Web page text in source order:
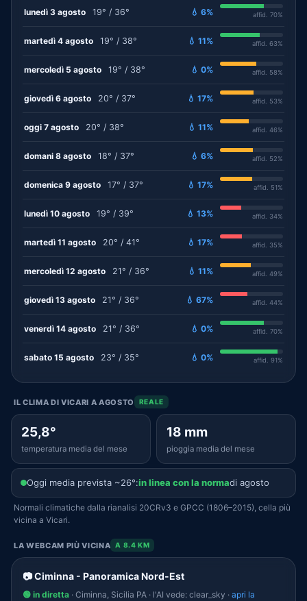
lunedì 3 agosto 19° / 36° 💧 6% affid. 70%
martedì 4 agosto 19° / 38° 💧 11% affid. 63%
mercoledì 5 agosto 19° / 38° 💧 0% affid. 58%
giovedì 6 agosto 20° / 37° 💧 17% affid. 53%
oggi 7 agosto 20° / 38° 💧 11% affid. 46%
domani 8 agosto 18° / 37° 💧 6% affid. 52%
domenica 9 agosto 17° / 37° 💧 17% affid. 51%
lunedì 10 agosto 19° / 39° 💧 13% affid. 34%
martedì 11 agosto 20° / 41° 💧 17% affid. 35%
mercoledì 12 agosto 21° / 36° 💧 11% affid. 49%
giovedì 13 agosto 21° / 36° 💧 67% affid. 44%
venerdì 14 agosto 21° / 36° 💧 0% affid. 70%
sabato 15 agosto 23° / 35° 💧 0% affid. 91%
IL CLIMA DI VICARI A AGOSTO REALE
25,8°
temperatura media del mese
18 mm
pioggia media del mese
Oggi media prevista ~26°:in linea con la normadi agosto
Normali climatiche dalla rianalisi 20CRv3 e GPCC (1806–2015), cella più
vicina a Vicari.
LA WEBCAM PIÙ VICINA A 8.4 KM
📷 Ciminna - Panoramica Nord-Est
🟢 in diretta · Ciminna, Sicilia PA · l'AI vede: clear_sky · apri la